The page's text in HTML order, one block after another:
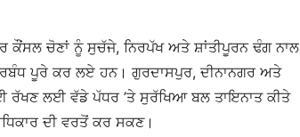
ਕੌਂਸਲ ਚੋਣਾਂ ਨੂੰ ਸੁਚੱਜੇ, ਨਿਰਪੱਖ ਅਤੇ ਸ਼ਾਂਤੀਪੂਰਨ ਢੰਗ ਨਾਲ
ਪੂਰੇ ਕਰ ਲਏ ਹਨ। ਗੁਰਦਾਸਪੁਰ, ਦੀਨਾਨਗਰ ਅਤੇ
ਰੱਖਣ ਲਈ ਵੱਡੇ ਪੱਧਰ ’ਤੇ ਸੁਰੱਖਿਆ ਬਲ ਤਾਇਨਾਤ ਕੀਤੇ
ਦੀ ਵਰਤੋਂ ਕਰ ਸਕਣ।